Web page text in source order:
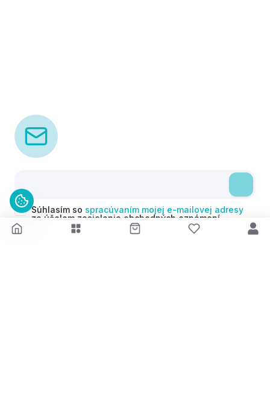
Súhlasím so spracúvaním mojej e-mailovej adresy
za účelom zasielania obchodných oznámení
(newsletterov) v súlade s čl. 6 ods. 1 písm. a)
Nariadenia GDPR. Svoj súhlas môžem kedykoľvek